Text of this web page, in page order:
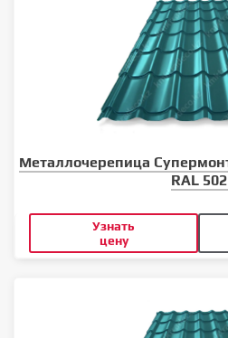
Металлочерепица
RAL
Узнать
цену